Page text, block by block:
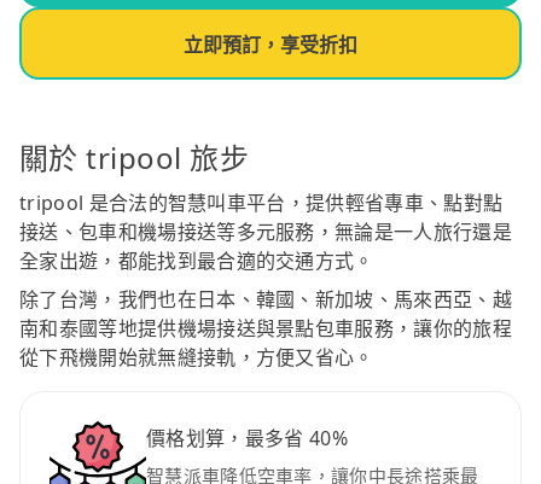
立即預訂，享受折扣
關於 tripool 旅步
tripool 是合法的智慧叫車平台，提供輕省專車、點對點
接送、包車和機場接送等多元服務，無論是一人旅行還是
全家出遊，都能找到最合適的交通方式。
除了台灣，我們也在日本、韓國、新加坡、馬來西亞、越
南和泰國等地提供機場接送與景點包車服務，讓你的旅程
從下飛機開始就無縫接軌，方便又省心。
價格划算，最多省 40%
智慧派車降低空車率，讓你中長途搭乘最